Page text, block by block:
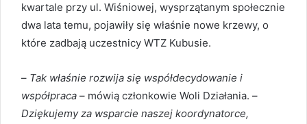
kwartale przy ul. Wiśniowej, wysprzątanym społecznie
dwa lata temu, pojawiły się właśnie nowe krzewy, o
które zadbają uczestnicy WTZ Kubusie.
– Tak właśnie rozwija się współdecydowanie i
współpraca – mówią członkowie Woli Działania. –
Dziękujemy za wsparcie naszej koordynatorce,